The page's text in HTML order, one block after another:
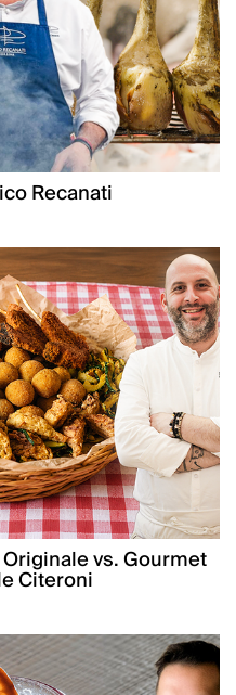
Recanati
vs. Gourmet
Citeroni